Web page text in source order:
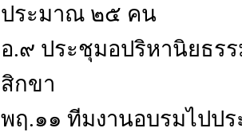
ประมาณ ๒๕ คน
อ.๙ ประชุมอปริหานิยธร
สิกขา
พฤ.๑๑ ทีมงานอบรมไปปร